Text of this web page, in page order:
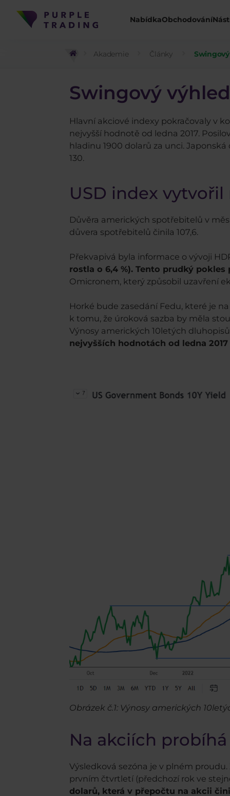
NabídkaObchodování
Akademie Články
Swingový
Hlavní akciové indexy pokračovaly v
nejvyšší hodnotě od ledna 2017.
hladinu 1900 dolarů za unci.
130.
USD index
Důvěra amerických spotřebitelů v
důvera spotřebitelů činila 107,6.
Překvapivá byla informace o vývoji
rostla o 6,4 %). Tento prudký
Omicronem, který způsobil uzavření
Horké bude zasedání Fedu, které je
k tomu, že úroková sazba by měla
Výnosy amerických 10letých
nejvyšších hodnotách od ledna
Obrázek č.1: Výnosy amerických
Na akciích
Výsledková sezóna je v plném
prvním čtvrtletí (předchozí rok ve
dolarů, která v přepočtu na akcii